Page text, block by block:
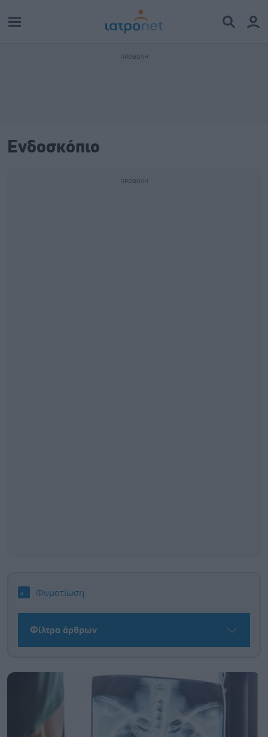
Ενδοσκόπιο
Φυματίωση
Φίλτρα άρθρων